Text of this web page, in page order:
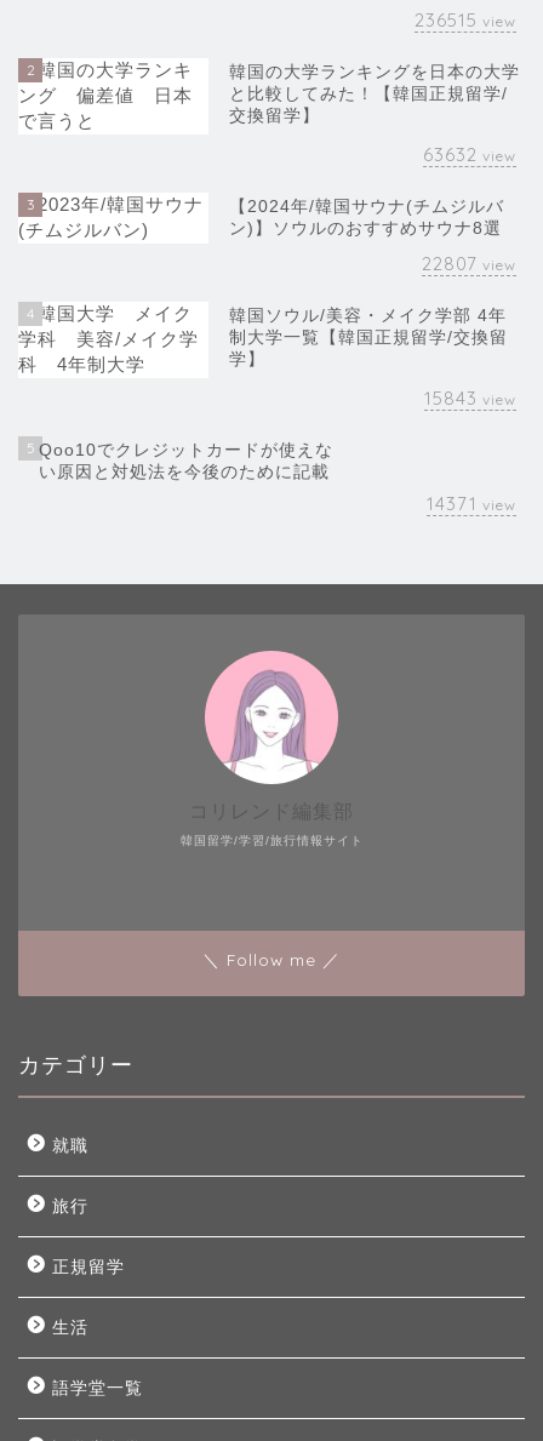
236515 view
2
韓国の大学ランキングを日本の大学
と比較してみた！【韓国正規留学/
交換留学】
63632 view
3
【2024年/韓国サウナ(チムジルバ
ン)】ソウルのおすすめサウナ8選
22807 view
4
韓国ソウル/美容・メイク学部 4年
制大学一覧【韓国正規留学/交換留
学】
15843 view
5 Qoo10でクレジットカードが使えな
い原因と対処法を今後のために記載
14371 view
韓国留学/学習/旅行情報サイト
コリレンド編集部
＼ Follow me ／
カテゴリー
就職
旅行
正規留学
生活
語学堂一覧